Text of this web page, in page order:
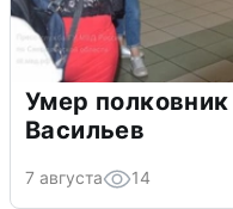
Умер
Васильев
7 августа 14